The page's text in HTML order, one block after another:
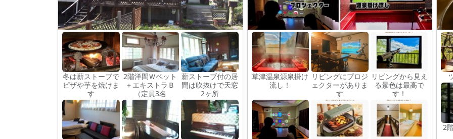
冬は薪ストーブで
ピザや芋を焼けま
す
2階洋間Ｗベット
＋エキストラＢ
（定員3名
薪ストーブ付の居
間は吹抜けで天窓
2ヶ所
草津温泉源泉掛け
流し！
リビングにプロジ
ェクターがありま
す
リビングから見え
る景色は最高で
す！
2